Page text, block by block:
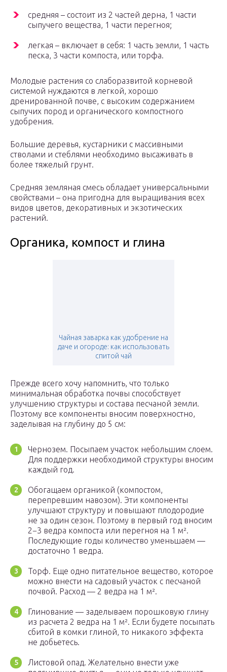
средняя – состоит из 2 частей дерна, 1 части
сыпучего вещества, 1 части перегноя;
легкая – включает в себя: 1 часть земли, 1 часть
песка, 3 части компоста, или торфа.
Молодые растения со слаборазвитой корневой
системой нуждаются в легкой, хорошо
дренированной почве, с высоким содержанием
сыпучих пород и органического компостного
удобрения.
Большие деревья, кустарники с массивными
стволами и стеблями необходимо высаживать в
более тяжелый грунт.
Средняя земляная смесь обладает универсальными
свойствами – она пригодна для выращивания всех
видов цветов, декоративных и экзотических
растений.
Органика, компост и глина
Чайная заварка как удобрение на
даче и огороде: как использовать
спитой чай
Прежде всего хочу напомнить, что только
минимальная обработка почвы способствует
улучшению структуры и состава песчаной земли.
Поэтому все компоненты вносим поверхностно,
заделывая на глубину до 5 см:
Чернозем. Посыпаем участок небольшим слоем.
Для поддержки необходимой структуры вносим
каждый год.
Обогащаем органикой (компостом,
перепревшим навозом). Эти компоненты
улучшают структуру и повышают плодородие
не за один сезон. Поэтому в первый год вносим
2−3 ведра компоста или перегноя на 1 м².
Последующие годы количество уменьшаем —
достаточно 1 ведра.
Торф. Еще одно питательное вещество, которое
можно внести на садовый участок с песчаной
почвой. Расход — 2 ведра на 1 м².
Глинование — заделываем порошковую глину
из расчета 2 ведра на 1 м². Если будете посыпать
сбитой в комки глиной, то никакого эффекта
не добьетесь.
Листовой опад. Желательно внести уже